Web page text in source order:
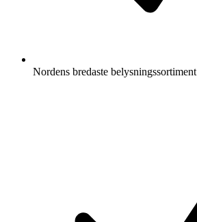
Nordens bredaste belysningssortiment